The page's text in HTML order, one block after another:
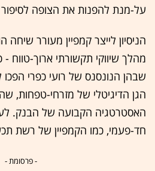
על-מנת להפנות את הצופה
הניסיון לייצר קמפיין מעורר
מהלך שיווקי תקשורתי ארוך-טווח
שבהן הנונסנס של רועי כפרי
הגן הדיגיטלי של מזרחי-טפחות,
האסטרטגיה הקבועה של הבנק.
חד-פעמי, כמו הקמפיין של רשת
- פרסומת -